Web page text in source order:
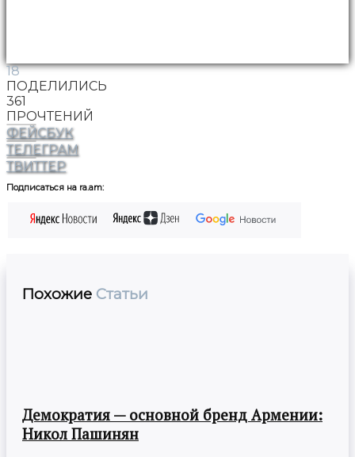
18
ПОДЕЛИЛИСЬ
361
ПРОЧТЕНИЙ
ФЕЙСБУК
ТЕЛЕГРАМ
ТВИТТЕР
Подписаться на ra.am:
Похожие Статьи
Демократия — основной бренд Армении:
Никол Пашинян